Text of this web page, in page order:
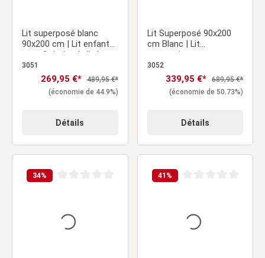
Lit superposé blanc
90x200 cm | Lit enfant
avec 2 tiroirs de lit |
Protection anti-chute |
Transformable | Bois
3051
Prix de vente :
269,95 €* Prix régulier :
489,95 €*
(économie de 44.9%)
Détails
Lit Superposé 90x200
cm Blanc | Lit
mezzanine avec
Matelas | Protection
anti-chute | Convertible
| Bois massif
3052
Prix de vente :
339,95 €* Prix régulier :
689,95 €*
(économie de 50.73%)
Détails
34% 41 %